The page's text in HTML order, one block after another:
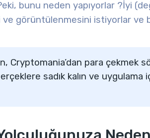
bunu neden yapıyorlar ?İyi
görüntülenmesini istiyorlar ve
Cryptomania’dan para çekmek
sadık kalın ve